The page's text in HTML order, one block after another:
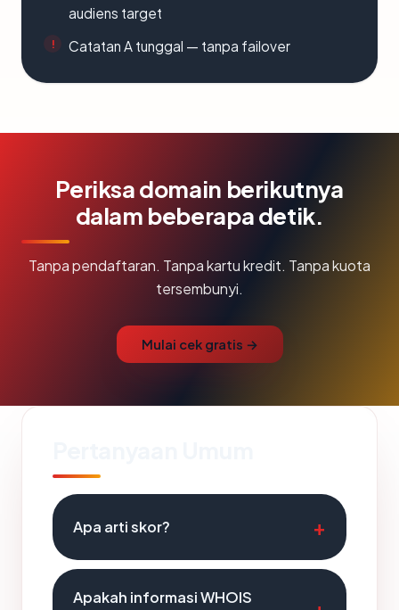
audiens target
Catatan A tunggal — tanpa failover
Periksa domain berikutnya
dalam beberapa detik.
Tanpa pendaftaran. Tanpa kartu kredit. Tanpa kuota
tersembunyi.
Mulai cek gratis →
Apa arti skor?
Apakah informasi WHOIS